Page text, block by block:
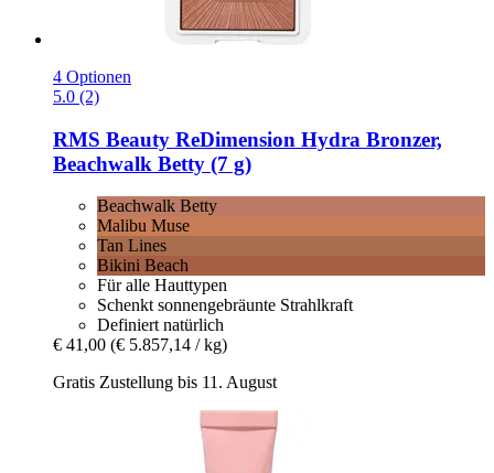
4 Optionen
5.0 (2)
RMS Beauty ReDimension Hydra Bronzer,
Beachwalk Betty (7 g)
Beachwalk Betty
Malibu Muse
Tan Lines
Bikini Beach
Für alle Hauttypen
Schenkt sonnengebräunte Strahlkraft
Definiert natürlich
€ 41,00 (€ 5.857,14 / kg)
Gratis Zustellung bis 11. August